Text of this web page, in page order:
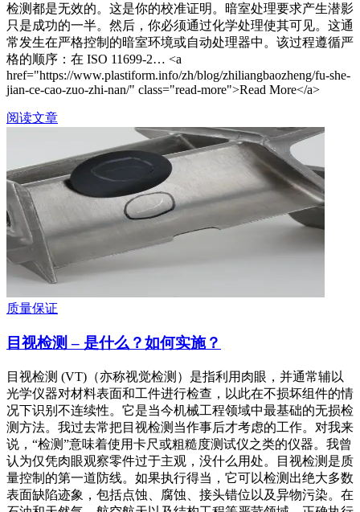
检测都是无效的。这是你的校准证明。暗室处理要求产生潜影
只是成功的一半。然后，你必须通过化学处理使其可见。这通
常发生在严格控制的暗室环境或自动处理器中。该过程遵循严
格的顺序：在 ISO 11699-2… <a
href="https://www.plastiform.info/zh/blog/zhiliangbaozheng/fu-she-
jian-ce-cao-zuo-zhi-nan/" class="read-more">Read More</a>
阅读文章
质量保证
目视检测 – 是什么？如何实施？
目视检测 (VT)（亦称视觉检测）是指利用肉眼，并通常辅以
光学仪器对材料表面和工件进行检查，以此在不损坏组件的情
况下识别不连续性。它是当今机械工程领域中最基础的无损检
测方法。我过去常把目视检测当作事后才考虑的工作。对我来
说，“检测”意味着使用卡尺或粗糙度测试仪之类的仪器。我曾
认为仅凭肉眼观察零件过于主观，没什么用处。目视检测是质
量控制的第一道防线。如果执行得当，它可以检测出绝大多数
表面缺陷迹象，包括点蚀、腐蚀、接头错位以及异物污染。在